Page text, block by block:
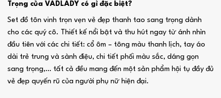
Trọng của VADLADY có gì đặc biệt?
Set đồ tôn vinh trọn vẹn vẻ đẹp thanh tao sang trọng dành
cho các quý cô. Thiết kế nổi bật và thu hút ngay từ ánh nhìn
đầu tiên với các chi tiết: cổ ôm – tông màu thanh lịch, tay áo
dài trẻ trung và sành điệu, chi tiết phối màu sắc, dáng gọn
sang trọng,… tất cả đều mang đến một sản phẩm hội tụ đầy đủ
vẻ đẹp quyến rũ của người phụ nữ hiện đại.